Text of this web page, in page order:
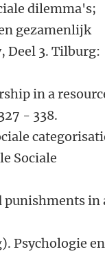
dilemma's;
gezamenlijk
Deel 3. Tilburg:
in a
- 338.
Sociale
punishments in
Psychologie en